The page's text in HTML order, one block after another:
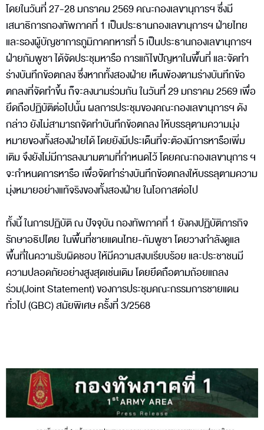
โดยในวันที่ 27-28 มกราคม 2569 คณะกองเลขานุการฯ ซึ่งมี
เสนาธิการกองทัพภาคที่ 1 เป็นประธานกองเลขานุการฯ ฝ่ายไทย
และรองผู้บัญชาการภูมิภาคทหารที่ 5 เป็นประธานกองเลขานุการฯ
ฝ่ายกัมพูชา ได้จัดประชุมหารือ การแก้ไขปัญหาในพื้นที่ และจัดทำ
ร่างบันทึกข้อตกลง ซึ่งหากทั้งสองฝ่าย เห็นพ้องตามร่างบันทึกข้อ
ตกลงที่จัดทำขึ้น ก็จะลงนามร่วมกัน ในวันที่ 29 มกราคม 2569 เพื่อ
ยึดถือปฏิบัติต่อไปนั้น ผลการประชุมของคณะกองเลขานุการฯ ดัง
กล่าว ยังไม่สามารถจัดทำบันทึกข้อตกลง ให้บรรลุตามความมุ่ง
หมายของทั้งสองฝ่ายได้ โดยยังมีประเด็นที่จะต้องมีการหารือเพิ่ม
เติม จึงยังไม่มีการลงนามตามที่กำหนดไว้ โดยคณะกองเลขานุการ ฯ
จะกำหนดการหารือ เพื่อจัดทำร่างบันทึกข้อตกลงให้บรรลุตามความ
มุ่งหมายอย่างแท้จริงของทั้งสองฝ่าย ในโอกาสต่อไป
ทั้งนี้ ในการปฏิบัติ ณ ปัจจุบัน กองทัพภาคที่ 1 ยังคงปฏิบัติภารกิจ
รักษาอธิปไตย ในพื้นที่ชายแดนไทย-กัมพูชา โดยวางกำลังดูแล
พื้นที่ในความรับผิดชอบ ให้มีความสงบเรียบร้อย และประชาชนมี
ความปลอดภัยอย่างสูงสุดเช่นเดิม โดยยึดถือตามถ้อยแถลง
ร่วม(Joint Statement) ของการประชุมคณะกรรมการชายแดน
ทั่วไป (GBC) สมัยพิเศษ ครั้งที่ 3/2568